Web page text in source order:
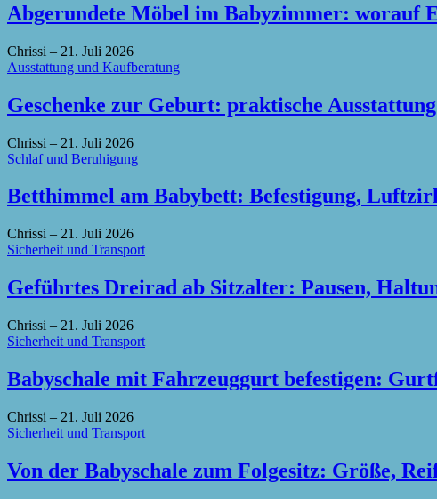
Abgerundete Möbel im Babyzimmer: worauf
Chrissi – 21. Juli 2026
Ausstattung und Kaufberatung
Geschenke zur Geburt: praktische
Chrissi – 21. Juli 2026
Schlaf und Beruhigung
Betthimmel am Babybett: Befestigung,
Chrissi – 21. Juli 2026
Sicherheit und Transport
Geführtes Dreirad ab Sitzalter: Pausen,
Chrissi – 21. Juli 2026
Sicherheit und Transport
Babyschale mit Fahrzeuggurt befestigen:
Chrissi – 21. Juli 2026
Sicherheit und Transport
Von der Babyschale zum Folgesitz: Größe,